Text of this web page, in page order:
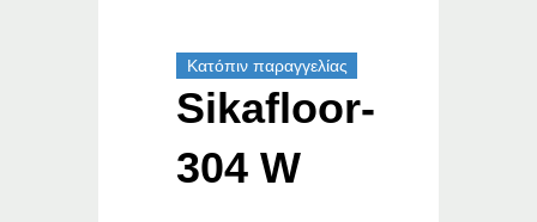
Κατόπιν παραγγελίας
Sikafloor-
304 W